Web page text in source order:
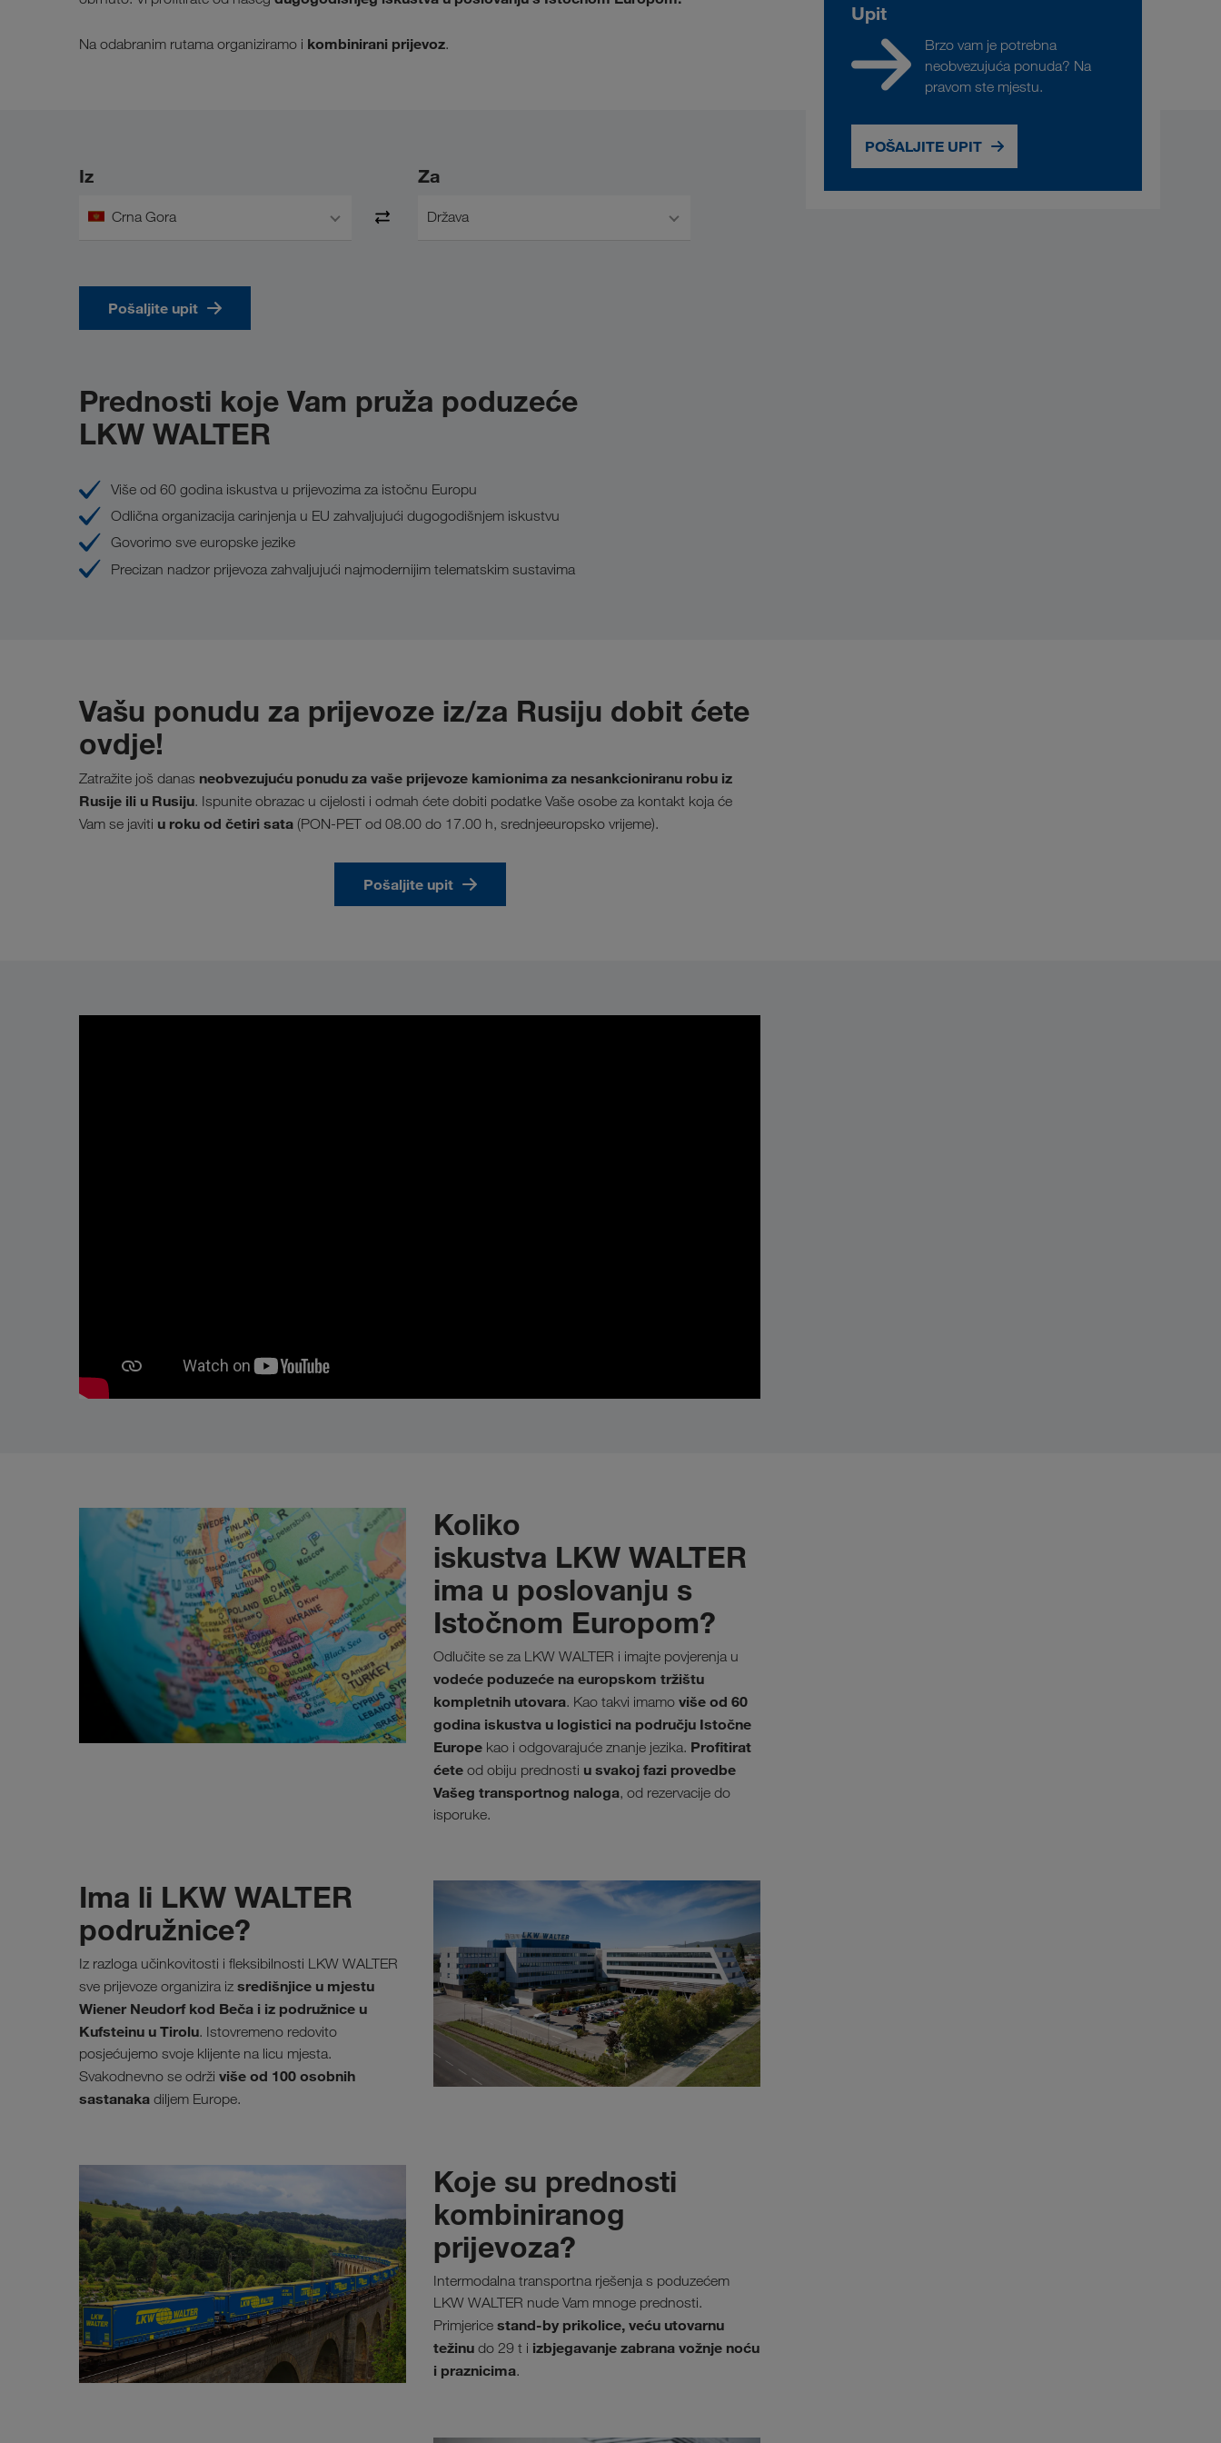
Na odabranim rutama organiziramo i kombinirani prijevoz.
Iz
Crna Gora
Za
Država
Pošaljite upit
Prednosti koje Vam pruža poduzeće
LKW WALTER
Više od 60 godina iskustva u prijevozima za istočnu Europu
Odlična organizacija carinjenja u EU zahvaljujući dugogodišnjem iskustvu
Govorimo sve europske jezike
Precizan nadzor prijevoza zahvaljujući najmodernijim telematskim sustavima
Vašu ponudu za prijevoze iz/za Rusiju dobit ćete
ovdje!
Zatražite još danas neobvezujuću ponudu za vaše prijevoze kamionima za nesankcioniranu robu iz
Rusije ili u Rusiju. Ispunite obrazac u cijelosti i odmah ćete dobiti podatke Vaše osobe za kontakt koja će
Vam se javiti u roku od četiri sata (PON-PET od 08.00 do 17.00 h, srednjeeuropsko vrijeme).
Pošaljite upit
Koliko
iskustva LKW WALTER
ima u poslovanju s
Istočnom Europom?
Odlučite se za LKW WALTER i imajte povjerenja u
vodeće poduzeće na europskom tržištu
kompletnih utovara. Kao takvi imamo više od 60
godina iskustva u logistici na području Istočne
Europe kao i odgovarajuće znanje jezika. Profitirat
ćete od obiju prednosti u svakoj fazi provedbe
Vašeg transportnog naloga, od rezervacije do
isporuke.
Ima li LKW WALTER
podružnice?
Iz razloga učinkovitosti i fleksibilnosti LKW WALTER
sve prijevoze organizira iz središnjice u mjestu
Wiener Neudorf kod Beča i iz podružnice u
Kufsteinu u Tirolu. Istovremeno redovito
posjećujemo svoje klijente na licu mjesta.
Svakodnevno se održi više od 100 osobnih
sastanaka diljem Europe.
Koje su prednosti
kombiniranog
prijevoza?
Intermodalna transportna rješenja s poduzećem
LKW WALTER nude Vam mnoge prednosti.
Primjerice stand-by prikolice, veću utovarnu
težinu do 29 t i izbjegavanje zabrana vožnje noću
i praznicima.
Upit
Brzo vam je potrebna
neobvezujuća ponuda? Na
pravom ste mjestu.
POŠALJITE UPIT